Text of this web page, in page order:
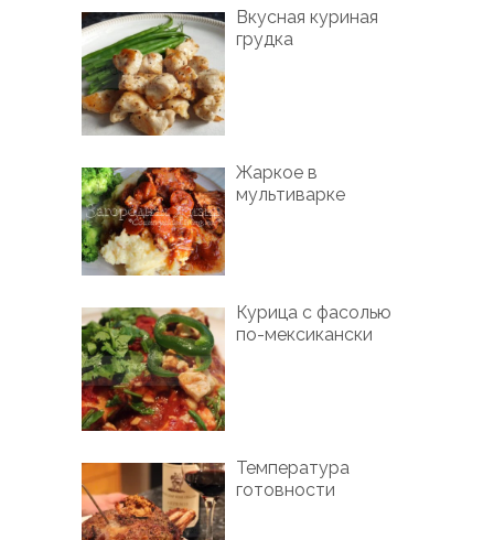
Вкусная куриная
грудка
Жаркое в
мультиварке
Курица с фасолью
по-мексикански
Температура
готовности